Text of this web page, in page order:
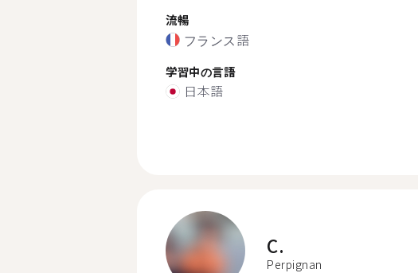
流暢
フランス語
学習中の言語
日本語
C.
Perpignan